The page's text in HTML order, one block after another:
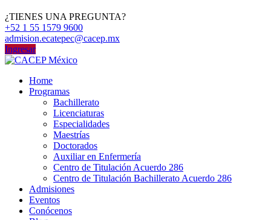
¿TIENES UNA PREGUNTA?
+52 1 55 1579 9600
admision.ecatepec@cacep.mx
Ingresar
Home
Programas
Bachillerato
Licenciaturas
Especialidades
Maestrías
Doctorados
Auxiliar en Enfermería
Centro de Titulación Acuerdo 286
Centro de Titulación Bachillerato Acuerdo 286
Admisiones
Eventos
Conócenos